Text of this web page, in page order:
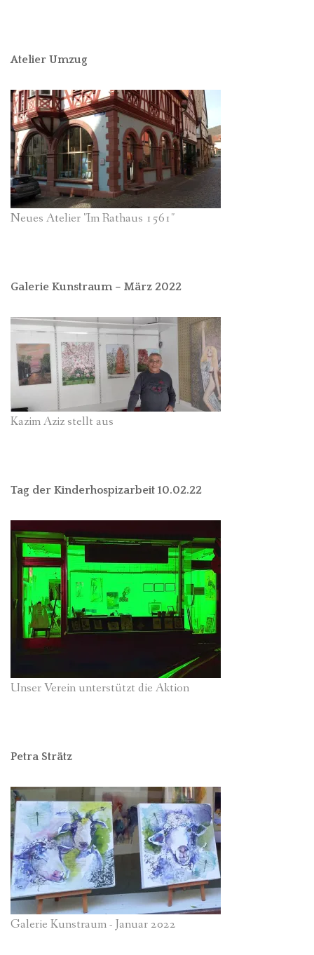
Atelier Umzug
Neues Atelier "Im Rathaus 1561"
Galerie Kunstraum – März 2022
Kazim Aziz stellt aus
Tag der Kinderhospizarbeit 10.02.22
Unser Verein unterstützt die Aktion
Petra Strätz
Galerie Kunstraum - Januar 2022